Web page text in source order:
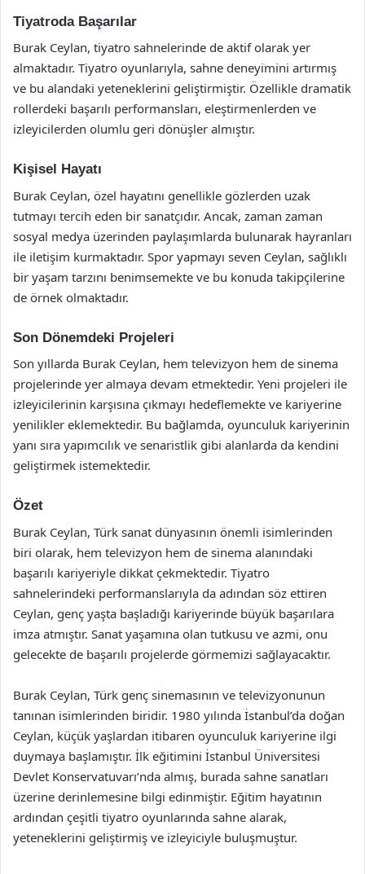
Tiyatroda Başarılar
Burak Ceylan, tiyatro sahnelerinde de aktif olarak yer
almaktadır. Tiyatro oyunlarıyla, sahne deneyimini artırmış
ve bu alandaki yeteneklerini geliştirmiştir. Özellikle dramatik
rollerdeki başarılı performansları, eleştirmenlerden ve
izleyicilerden olumlu geri dönüşler almıştır.
Kişisel Hayatı
Burak Ceylan, özel hayatını genellikle gözlerden uzak
tutmayı tercih eden bir sanatçıdır. Ancak, zaman zaman
sosyal medya üzerinden paylaşımlarda bulunarak hayranları
ile iletişim kurmaktadır. Spor yapmayı seven Ceylan, sağlıklı
bir yaşam tarzını benimsemekte ve bu konuda takipçilerine
de örnek olmaktadır.
Son Dönemdeki Projeleri
Son yıllarda Burak Ceylan, hem televizyon hem de sinema
projelerinde yer almaya devam etmektedir. Yeni projeleri ile
izleyicilerinin karşısına çıkmayı hedeflemekte ve kariyerine
yenilikler eklemektedir. Bu bağlamda, oyunculuk kariyerinin
yanı sıra yapımcılık ve senaristlik gibi alanlarda da kendini
geliştirmek istemektedir.
Özet
Burak Ceylan, Türk sanat dünyasının önemli isimlerinden
biri olarak, hem televizyon hem de sinema alanındaki
başarılı kariyeriyle dikkat çekmektedir. Tiyatro
sahnelerindeki performanslarıyla da adından söz ettiren
Ceylan, genç yaşta başladığı kariyerinde büyük başarılara
imza atmıştır. Sanat yaşamına olan tutkusu ve azmi, onu
gelecekte de başarılı projelerde görmemizi sağlayacaktır.
Burak Ceylan, Türk genç sinemasının ve televizyonunun
tanınan isimlerinden biridir. 1980 yılında İstanbul’da doğan
Ceylan, küçük yaşlardan itibaren oyunculuk kariyerine ilgi
duymaya başlamıştır. İlk eğitimini İstanbul Üniversitesi
Devlet Konservatuvarı’nda almış, burada sahne sanatları
üzerine derinlemesine bilgi edinmiştir. Eğitim hayatının
ardından çeşitli tiyatro oyunlarında sahne alarak,
yeteneklerini geliştirmiş ve izleyiciyle buluşmuştur.